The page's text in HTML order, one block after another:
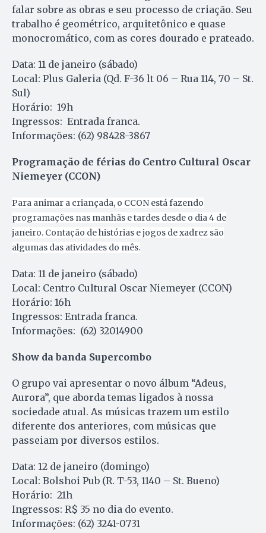
falar sobre as obras e seu processo de criação. Seu
trabalho é geométrico, arquitetônico e quase
monocromático, com as cores dourado e prateado.
Data: 11 de janeiro (sábado)
Local: Plus Galeria (Qd. F-36 lt 06 – Rua 114, 70 – St.
Sul)
Horário: 19h
Ingressos: Entrada franca.
Informações: (62) 98428-3867
Programação de férias do Centro Cultural Oscar
Niemeyer (CCON)
Para animar a criançada, o CCON está fazendo
programações nas manhãs e tardes desde o dia 4 de
janeiro. Contação de histórias e jogos de xadrez são
algumas das atividades do mês.
Data: 11 de janeiro (sábado)
Local: Centro Cultural Oscar Niemeyer (CCON)
Horário: 16h
Ingressos: Entrada franca.
Informações: (62) 32014900
Show da banda Supercombo
O grupo vai apresentar o novo álbum “Adeus,
Aurora”, que aborda temas ligados à nossa
sociedade atual. As músicas trazem um estilo
diferente dos anteriores, com músicas que
passeiam por diversos estilos.
Data: 12 de janeiro (domingo)
Local: Bolshoi Pub (R. T-53, 1140 – St. Bueno)
Horário: 21h
Ingressos: R$ 35 no dia do evento.
Informações: (62) 3241-0731